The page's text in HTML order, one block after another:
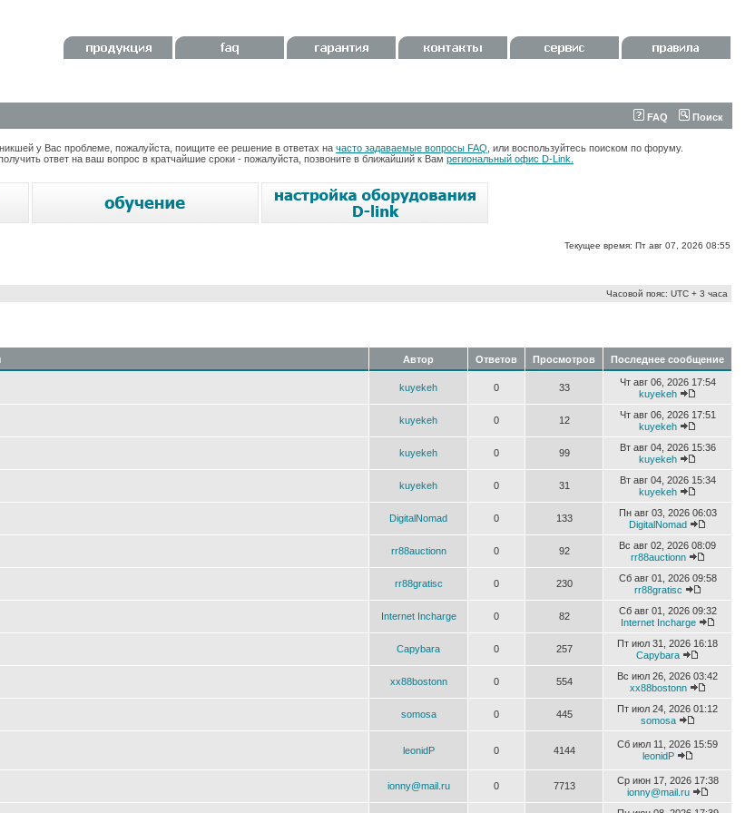
FAQ Поиск
у Вас проблеме, пожалуйста, поищите ее решение в ответах на часто задаваемые вопросы FAQ , или воспользуйтесь поиском по форуму.
ответ на ваш вопрос в кратчайшие сроки - пожалуйста, позвоните в ближайший к Вам региональный офис D-Link.
Текущее время: Пт авг 07, 2026 08:55
Часовой пояс: UTC + 3 часа
Автор Ответов Просмотров Последнее сообщение
kuyekeh 0 33
Чт авг 06, 2026 17:54
kuyekeh
kuyekeh 0 12
Чт авг 06, 2026 17:51
kuyekeh
kuyekeh 0 99
Вт авг 04, 2026 15:36
kuyekeh
kuyekeh 0 31
Вт авг 04, 2026 15:34
kuyekeh
DigitalNomad 0 133
Пн авг 03, 2026 06:03
DigitalNomad
rr88auctionn 0 92
Вс авг 02, 2026 08:09
rr88auctionn
rr88gratisc 0 230
Сб авг 01, 2026 09:58
rr88gratisc
Internet Incharge 0 82
Сб авг 01, 2026 09:32
Internet Incharge
Capybara 0 257
Пт июл 31, 2026 16:18
Capybara
xx88bostonn 0 554
Вс июл 26, 2026 03:42
xx88bostonn
somosa 0 445
Пт июл 24, 2026 01:12
somosa
leonidP 0 4144
Сб июл 11, 2026 15:59
leonidP
ionny@mail.ru 0 7713
Ср июн 17, 2026 17:38
ionny@mail.ru